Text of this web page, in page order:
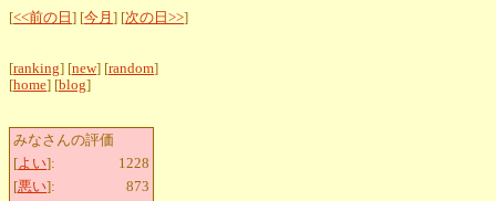
[<<前の日 ] [今月 ] [次の日>>]
[ranking] [new] [random]
[home] [blog]
みなさんの評価
[よい]:
1228
[悪い]:
873